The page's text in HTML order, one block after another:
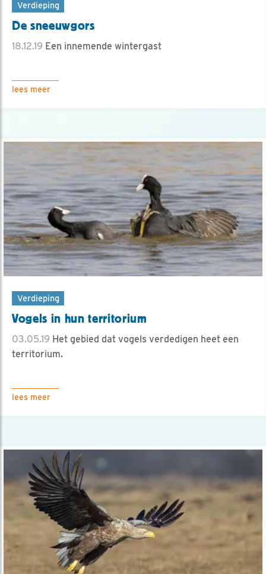
Verdieping
De sneeuwgors
18.12.19 Een innemende wintergast
lees meer
Verdieping
Vogels in hun territorium
03.05.19 Het gebied dat vogels verdedigen heet een
territorium.
lees meer